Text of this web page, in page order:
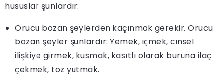
hususlar şunlardır:
Orucu bozan şeylerden kaçınmak gerekir. Orucu
bozan şeyler şunlardır: Yemek, içmek, cinsel
ilişkiye girmek, kusmak, kasıtlı olarak buruna ilaç
çekmek, toz yutmak.